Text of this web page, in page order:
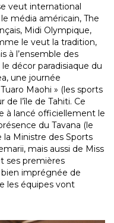
veut international
média américain, The
Midi Olympique,
le veut la tradition,
à l’ensemble des
décor paradisiaque du
une journée
Maohi » (les sports
l’île de Tahiti. Ce
à lancé officiellement le
du Tavana (le
la Ministre des Sports
mais aussi de Miss
ses premières
bien imprégnée de
les équipes vont